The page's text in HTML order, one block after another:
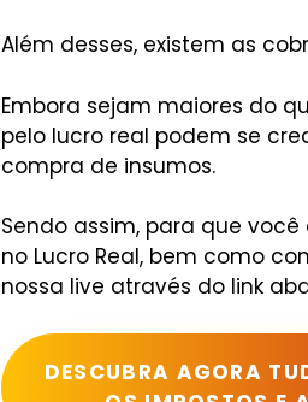
Além desses, existem as
Embora sejam maiores do
pelo lucro real podem se
compra de insumos.
Sendo assim, para que
no Lucro Real, bem como
nossa live através do link
DESCUBRA AGORA